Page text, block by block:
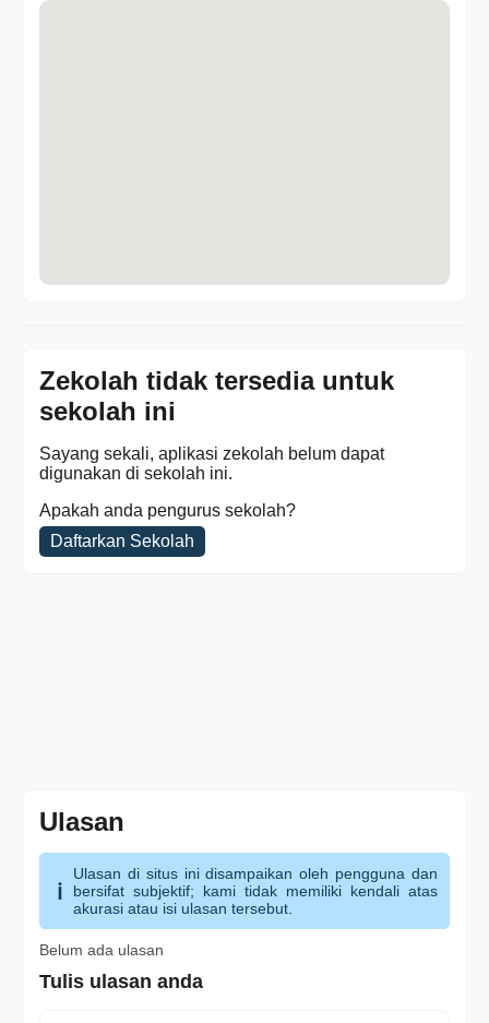
Zekolah tidak tersedia untuk
sekolah ini
Sayang sekali, aplikasi zekolah belum dapat
digunakan di sekolah ini.
Apakah anda pengurus sekolah?
Daftarkan Sekolah
Ulasan
Ulasan di situs ini disampaikan oleh pengguna dan
bersifat subjektif; kami tidak memiliki kendali atas
akurasi atau isi ulasan tersebut.
Belum ada ulasan
Tulis ulasan anda